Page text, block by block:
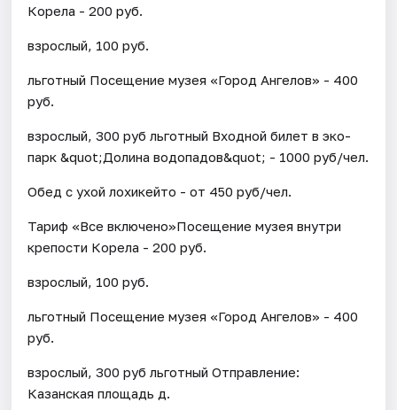
Корела - 200 руб.
взрослый, 100 руб.
льготный Посещение музея «Город Ангелов» - 400
руб.
взрослый, 300 руб льготный Входной билет в эко-
парк &quot;Долина водопадов&quot; - 1000 руб/чел.
Обед с ухой лохикейто - от 450 руб/чел.
Тариф «Все включено»Посещение музея внутри
крепости Корела - 200 руб.
взрослый, 100 руб.
льготный Посещение музея «Город Ангелов» - 400
руб.
взрослый, 300 руб льготный Отправление:
Казанская площадь д.